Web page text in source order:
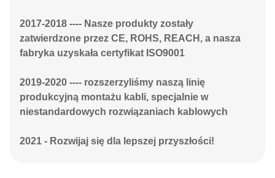
2017-2018 ---- Nasze produkty zostały
zatwierdzone przez CE, ROHS, REACH, a nasza
fabryka uzyskała certyfikat ISO9001
2019-2020 ---- rozszerzyliśmy naszą linię
produkcyjną montażu kabli, specjalnie w
niestandardowych rozwiązaniach kablowych
2021 - Rozwijaj się dla lepszej przyszłości!